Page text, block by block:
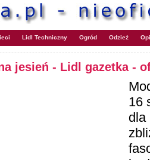
Lidl Techniczny Ogród Odzież
jesień - Lidl gazetka -
16
dla